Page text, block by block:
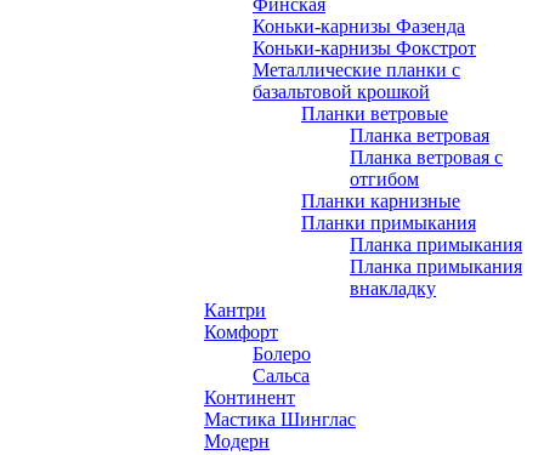
Финская
Коньки-карнизы Фазенда
Коньки-карнизы Фокстрот
Металлические планки с
базальтовой крошкой
Планки ветровые
Планка ветровая
Планка ветровая с
отгибом
Планки карнизные
Планки примыкания
Планка примыкания
Планка примыкания
внакладку
Кантри
Комфорт
Болеро
Сальса
Континент
Мастика Шинглас
Модерн